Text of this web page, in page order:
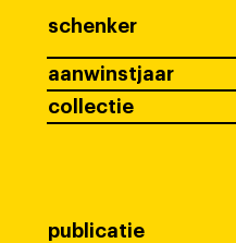
schenker
aanwinstjaar
collectie
publicatie